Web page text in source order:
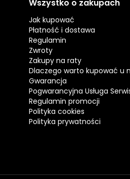
Wszystko o zakupach
Jak kupować
Płatność i dostawa
Regulamin
Zwroty
Zakupy na raty
Dlaczego warto kupować u
Gwarancja
Pogwarancyjna Usługa
Regulamin promocji
Polityka cookies
Polityka prywatności